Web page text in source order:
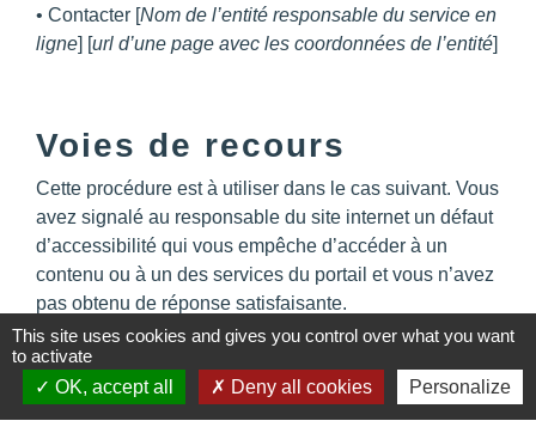
• Contacter [Nom de l’entité responsable du service en
ligne] [url d’une page avec les coordonnées de l’entité]
Voies de recours
Cette procédure est à utiliser dans le cas suivant. Vous
avez signalé au responsable du site internet un défaut
d’accessibilité qui vous empêche d’accéder à un
contenu ou à un des services du portail et vous n’avez
pas obtenu de réponse satisfaisante.
• Écrire un message au Défenseur des droits
(https://www.defenseurdesdroits.fr/nous-contacter-355)
• Contacter le délégué du Défenseur des droits près de
chez vous (https://www.defenseurdesdroits.fr/carte-
This site uses cookies and gives you control over what you want
to activate
OK, accept all
Deny all cookies Personalize